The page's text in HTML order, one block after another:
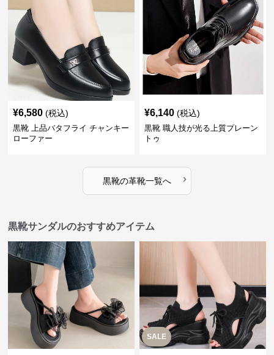
¥6,580 (税込)
黒靴 上品バタフライ チャンキー
ローファー
¥6,140 (税込)
黒靴 職人技が光る上質プレーン
トゥ
黒靴の革靴一覧へ ›
黒靴サンダルのおすすめアイテム
SALE